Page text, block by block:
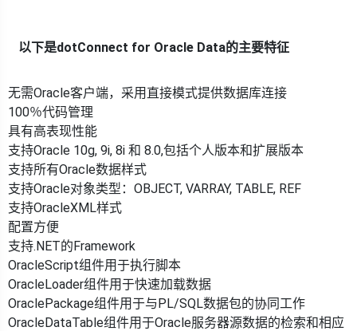
以下是dotConnect for Oracle Data的主要特征
无需Oracle客户端，采用直接模式提供数据库连接
100％代码管理
具有高表现性能
支持Oracle 10g, 9i, 8i 和 8.0,包括个人版本和扩展版本
支持所有Oracle数据样式
支持Oracle对象类型：OBJECT, VARRAY, TABLE, REF
支持OracleXML样式
配置方便
支持.NET的Framework
OracleScript组件用于执行脚本
OracleLoader组件用于快速加载数据
OraclePackage组件用于与PL/SQL数据包的协同工作
OracleDataTable组件用于Oracle服务器源数据的检索和相应